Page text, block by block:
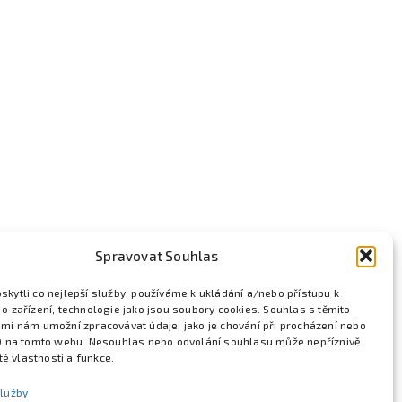
Spravovat Souhlas
co nejlepší služby, používáme k ukládání a/nebo přístupu k
zařízení, technologie jako jsou soubory cookies. Souhlas s těmito
nám umožní zpracovávat údaje, jako je chování při procházení nebo
na tomto webu. Nesouhlas nebo odvolání souhlasu může nepříznivě
vlastnosti a funkce.